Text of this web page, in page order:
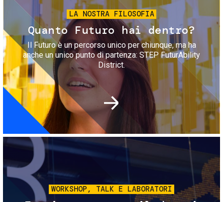
LA NOSTRA FILOSOFIA
Quanto Futuro hai dentro?
Il Futuro è un percorso unico per chiunque, ma ha
anche un unico punto di partenza: STEP FuturAbility
District.
Immagine
WORKSHOP, TALK E LABORATORI